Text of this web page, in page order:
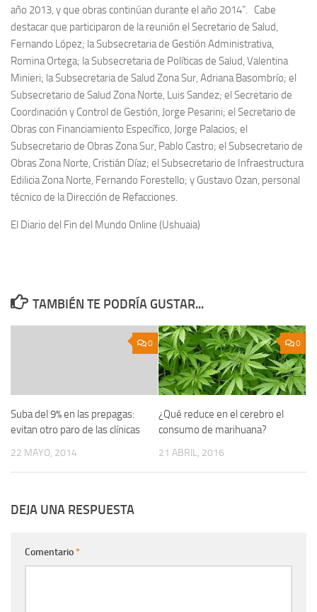
año 2013, y que obras continúan durante el año 2014”. Cabe
destacar que participaron de la reunión el Secretario de Salud,
Fernando López; la Subsecretaria de Gestión Administrativa,
Romina Ortega; la Subsecretaria de Políticas de Salud, Valentina
Minieri; la Subsecretaria de Salud Zona Sur, Adriana Basombrío; el
Subsecretario de Salud Zona Norte, Luis Sandez; el Secretario de
Coordinación y Control de Gestión, Jorge Pesarini; el Secretario de
Obras con Financiamiento Específico, Jorge Palacios; el
Subsecretario de Obras Zona Sur, Pablo Castro; el Subsecretario de
Obras Zona Norte, Cristián Díaz; el Subsecretario de Infraestructura
Edilicia Zona Norte, Fernando Forestello; y Gustavo Ozan, personal
técnico de la Dirección de Refacciones.
El Diario del Fin del Mundo Online (Ushuaia)
TAMBIÉN TE PODRÍA GUSTAR...
0
Suba del 9% en las prepagas:
evitan otro paro de las clínicas
22 MAYO, 2014
0
¿Qué reduce en el cerebro el
consumo de marihuana?
21 ABRIL, 2016
DEJA UNA RESPUESTA
Comentario*